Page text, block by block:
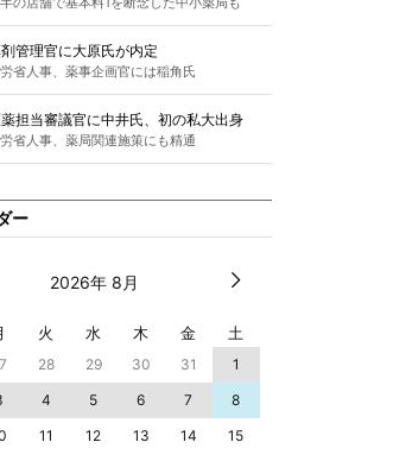
管理官に大原氏が内定
省人事、薬事企画官には稲角氏
担当審議官に中井氏、初の私大出身
省人事、薬局関連施策にも精通
ー
2026年 8月
火 水 木 金 土
28 29 30 31
1
4 5 6 7
8
11 12 13 14
15